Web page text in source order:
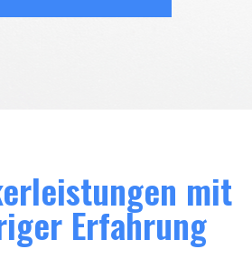
mit
Erfahrung